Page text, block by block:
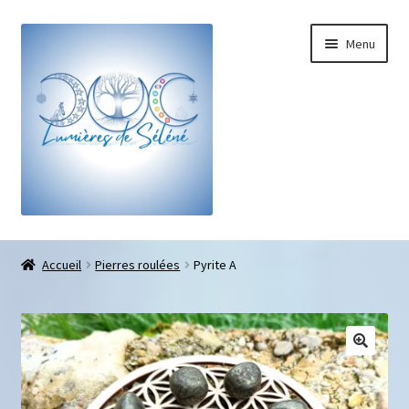
Menu
Boutique
Galets pouce anti-stress
Pendentifs sifflet et fioles
Accueil Pierres roulées Pyrite A